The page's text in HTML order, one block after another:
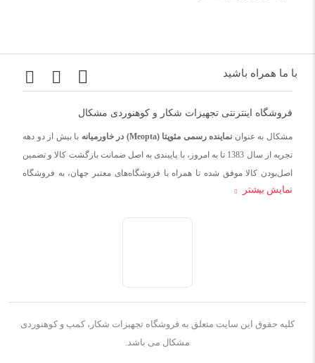
با ما همراه باشید
فروشگاه اینترنتی تجهیزات شکار و کوهنوردی مشکال
مشکال به عنوان نماینده رسمی مئوپتا (Meopta) در خاورمیانه
با بیش از دو دهه
تجربه از سال 1383 تا به امروز، با پایبندی به اصل ضمانت بازگشت کالا و تضمین
اصل‌بودن کالا موفق شده تا همراه با فروشگاه‌های معتبر جهان، به فروشگاه
اینترنتی تجهیزات شکار بدل شود.
نمایش بیشتر
کليه حقوق اين سايت متعلق به فروشگاه تجهیزات شکار، کمپ و کوهنوردی
مشکال می باشد.